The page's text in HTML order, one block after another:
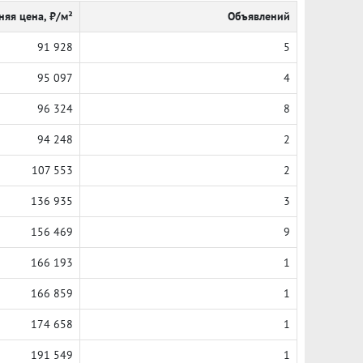
цена, ₽/м² Объявлений
91 928 5
95 097 4
96 324 8
94 248 2
107 553 2
136 935 3
156 469 9
166 193 1
166 859 1
174 658 1
191 549 1